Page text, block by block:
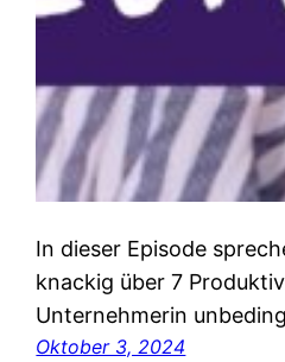
In dieser Episode
knackig über 7
Unternehmerin
Oktober 3, 2024